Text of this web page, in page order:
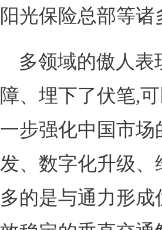
阳光保险总部等
多领域的傲人表
障、埋下了伏笔,
一步强化中国市
发、数字化升级
多的是与通力形